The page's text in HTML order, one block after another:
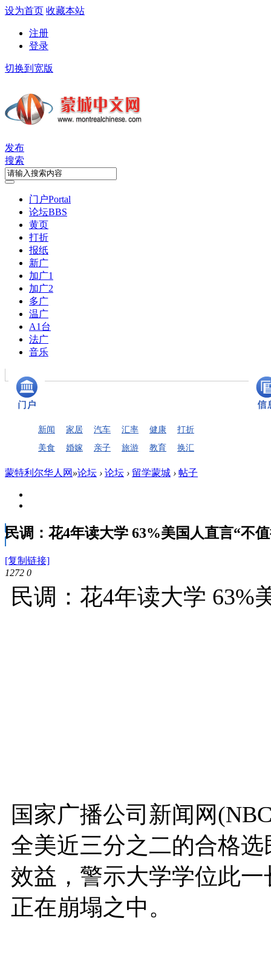
设为首页 收藏本站
注册
登录
切换到宽版
发布
搜索
门户Portal
论坛BBS
黄页
打折
报纸
新广
加广1
加广2
多广
温广
A1台
法广
音乐
新闻 家居 汽车 汇率 健康
打折
美食
婚嫁 亲子 旅游 教育 换汇
蒙特利尔华人网 »论坛 › 论坛 › 留学蒙城 › 帖子
民调：花4年读大学 63%美国人直言“不
[复制链接]
1272 0
民调：花4年读大学 63%
国家广播公司新闻网
全美近三分之二的合格
效益，警示大学学位此
正在崩塌之中。